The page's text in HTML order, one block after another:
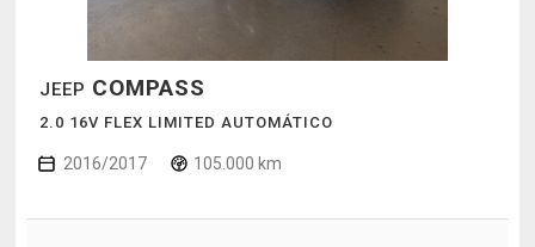
JEEP COMPASS
2.0 16V FLEX LIMITED AUTOMÁTICO
2016/2017 105.000 km